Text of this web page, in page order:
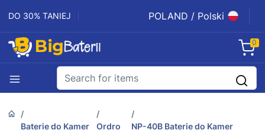
DO 30% TANIEJ POLAND / Polski
0
Baterie do Kamer Ordro
NP-40B Baterie do Kamer